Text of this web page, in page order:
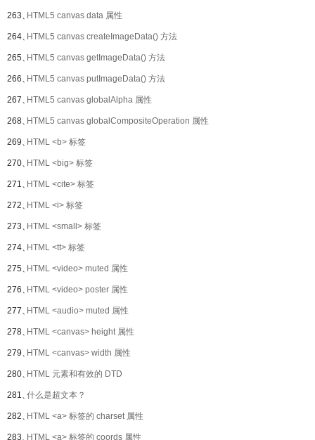
263、HTML5 canvas data 属性
264、HTML5 canvas createImageData() 方法
265、HTML5 canvas getImageData() 方法
266、HTML5 canvas putImageData() 方法
267、HTML5 canvas globalAlpha 属性
268、HTML5 canvas globalCompositeOperation 属性
269、HTML <b> 标签
270、HTML <big> 标签
271、HTML <cite> 标签
272、HTML <i> 标签
273、HTML <small> 标签
274、HTML <tt> 标签
275、HTML <video> muted 属性
276、HTML <video> poster 属性
277、HTML <audio> muted 属性
278、HTML <canvas> height 属性
279、HTML <canvas> width 属性
280、HTML 元素和有效的 DTD
281、什么是超文本？
282、HTML <a> 标签的 charset 属性
283、HTML <a> 标签的 coords 属性